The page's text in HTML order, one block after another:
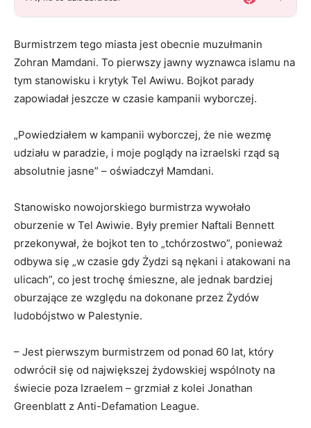
Burmistrzem tego miasta jest obecnie muzułmanin
Zohran Mamdani. To pierwszy jawny wyznawca islamu na
tym stanowisku i krytyk Tel Awiwu. Bojkot parady
zapowiadał jeszcze w czasie kampanii wyborczej.
„Powiedziałem w kampanii wyborczej, że nie wezmę
udziału w paradzie, i moje poglądy na izraelski rząd są
absolutnie jasne” – oświadczył Mamdani.
Stanowisko nowojorskiego burmistrza wywołało
oburzenie w Tel Awiwie. Były premier Naftali Bennett
przekonywał, że bojkot ten to „tchórzostwo”, ponieważ
odbywa się „w czasie gdy Żydzi są nękani i atakowani na
ulicach”, co jest trochę śmieszne, ale jednak bardziej
oburzające ze względu na dokonane przez Żydów
ludobójstwo w Palestynie.
– Jest pierwszym burmistrzem od ponad 60 lat, który
odwrócił się od największej żydowskiej wspólnoty na
świecie poza Izraelem – grzmiał z kolei Jonathan
Greenblatt z Anti-Defamation League.